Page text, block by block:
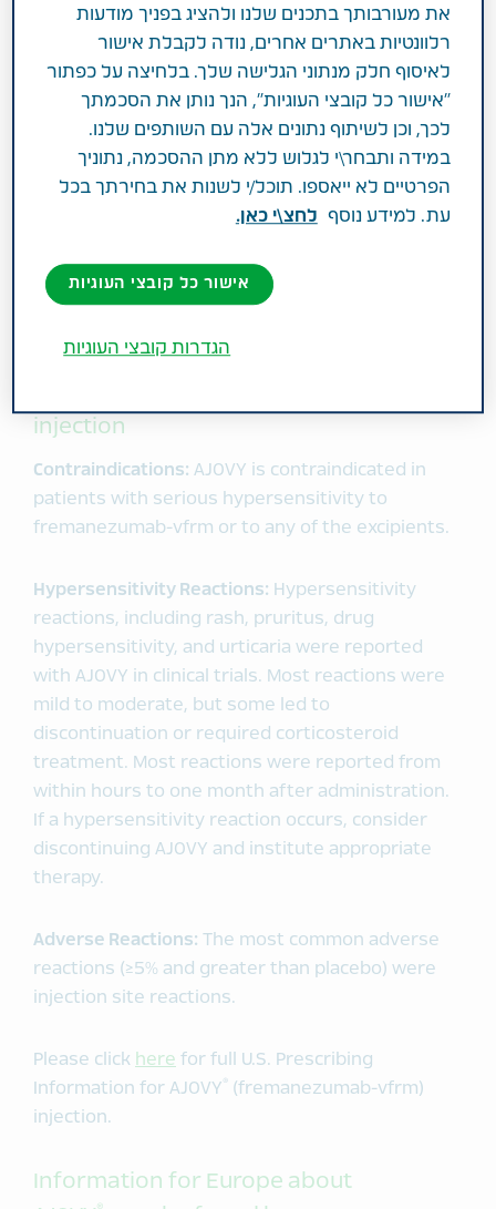
לטיפול מונע של מיגרנה והמוצעת הן במינון רבעוני והן
U.S. Important Safety Information
injection
Contraindications: AJOVY is contraindicated in
patients with serious hypersensitivity to
fremanezumab-vfrm or to any of the excipients.
Hypersensitivity Reactions: Hypersensitivity
reactions, including rash, pruritus, drug
hypersensitivity, and urticaria were reported
with AJOVY in clinical trials. Most reactions were
mild to moderate, but some led to
discontinuation or required corticosteroid
treatment. Most reactions were reported from
within hours to one month after administration.
If a hypersensitivity reaction occurs, consider
discontinuing AJOVY and institute appropriate
therapy.
Adverse Reactions: The most common adverse
reactions (≥5% and greater than placebo) were
injection site reactions.
Please click here for full U.S. Prescribing
Information for AJOVY® (fremanezumab-vfrm)
injection.
Information for Europe about
את מעורבותך בתכנים שלנו ולהציג בפניך מודעות
רלוונטיות באתרים אחרים, נודה לקבלת אישור
לאיסוף חלק מנתוני הגלישה שלך. בלחיצה על כפתור
"אישור כל קובצי העוגיות", הנך נותן את הסכמתך
לכך, וכן לשיתוף נתונים אלה עם השותפים שלנו.
במידה ותבחר\י לגלוש ללא מתן ההסכמה, נתוניך
הפרטיים לא ייאספו. תוכל/י לשנות את בחירתך בכל
עת. למידע נוסף
לחצ\י כאן.
אישור כל קובצי העוגיות
הגדרות קובצי העוגיות